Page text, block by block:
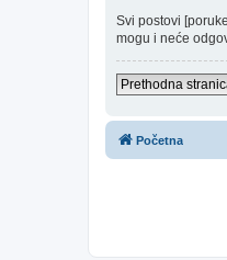
Svi postovi
mogu i neće
Prethodna
Početna